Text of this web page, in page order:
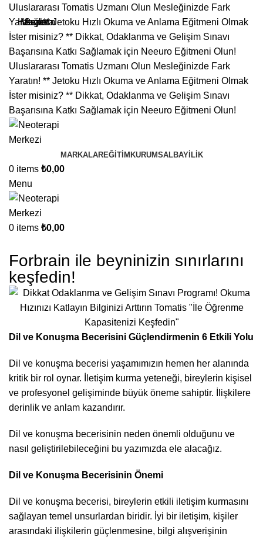
Uluslararası Tomatis Uzmanı Olun Mesleğinizde Fark
Yaratın! ** Jetoku Hızlı Okuma ve Anlama Eğitmeni Olmak
İster misiniz? ** Dikkat, Odaklanma ve Gelişim Sınavı
Başarısına Katkı Sağlamak için Neeuro Eğitmeni Olun!
Uluslararası Tomatis Uzmanı Olun Mesleğinizde Fark
Yaratın! ** Jetoku Hızlı Okuma ve Anlama Eğitmeni Olmak
İster misiniz? ** Dikkat, Odaklanma ve Gelişim Sınavı
Başarısına Katkı Sağlamak için Neeuro Eğitmeni Olun!
MARKALAREĞITIM KURUMSALBAYILIK
0 items ₺0,00
Menu
0 items ₺0,00
Forbrain ile beyninizin sınırlarını
keşfedin!
Dil ve Konuşma Becerisini Güçlendirmenin 6 Etkili Yolu
Dil ve konuşma becerisi yaşamımızın hemen her alanında
kritik bir rol oynar. İletişim kurma yeteneği, bireylerin kişisel
ve profesyonel gelişiminde büyük öneme sahiptir. İlişkilere
derinlik ve anlam kazandırır.
Dil ve konuşma becerisinin neden önemli olduğunu ve
nasıl geliştirilebileceğini bu yazımızda ele alacağız.
Dil ve Konuşma Becerisinin Önemi
Dil ve konuşma becerisi, bireylerin etkili iletişim kurmasını
sağlayan temel unsurlardan biridir. İyi bir iletişim, kişiler
arasındaki ilişkilerin güçlenmesine, bilgi alışverişinin